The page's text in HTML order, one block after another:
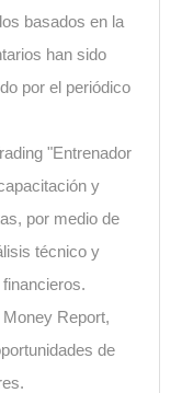
basados en la
han sido
por el periódico
"Entrenador
y
por medio de
técnico y
Report,
de